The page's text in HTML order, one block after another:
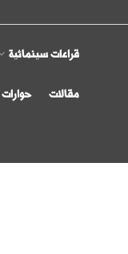
قراءات سينمائية
مقالات حوارات